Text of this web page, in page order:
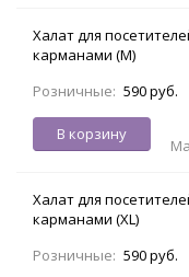
Халат для
карманами (M)
Розничные: 590 руб.
В корзину
Халат для
карманами (XL)
Розничные: 590 руб.